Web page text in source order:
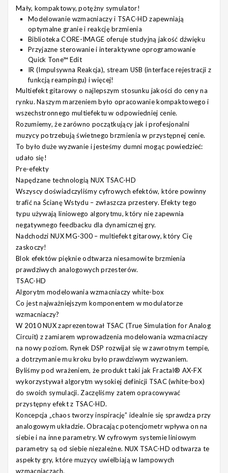
Mały, kompaktowy, potężny symulator!
Modelowanie wzmacniaczy i TSAC-HD zapewniają
optymalne granie i reakcję brzmienia
Biblioteka CORE-IMAGE oferuje studyjną jakość dźwięku
Przyjazne sterowanie i interaktywne oprogramowanie
Quick Tone™ Edit
IR (Impulsywna Reakcja), stream USB (interface rejestracji z
funkcją reampingu) i więcej!
Multiefekt gitarowy o najlepszym stosunku jakości do ceny na
rynku. Naszym marzeniem było opracowanie kompaktowego i
wszechstronnego multiefektu w odpowiedniej cenie.
Rozumiemy, że zarówno początkujący jak i profesjonalni
muzycy potrzebują świetnego brzmienia w przystępnej cenie.
To było duże wyzwanie i jesteśmy dumni mogąc powiedzieć:
udało się!
Pre-efekty
Napędzane technologią NUX TSAC-HD
Wszyscy doświadczyliśmy cyfrowych efektów, które powinny
trafić na Ścianę Wstydu – zwłaszcza przestery. Efekty tego
typu używają liniowego algorytmu, który nie zapewnia
negatywnego feedbacku dla dynamicznej gry.
Nadchodzi NUX MG-300 – multiefekt gitarowy, który Cię
zaskoczy!
Blok efektów pięknie odtwarza niesamowite brzmienia
prawdziwych analogowych przesterów.
TSAC-HD
Algorytm modelowania wzmacniaczy white-box
Co jest najważniejszym komponentem w modulatorze
wzmacniaczy?
W 2010 NUX zaprezentował TSAC (True Simulation for Analog
Circuit) z zamiarem wprowadzenia modelowania wzmacniaczy
na nowy poziom. Rynek DSP rozwijał się w zawrotnym tempie,
a dotrzymanie mu kroku było prawdziwym wyzwaniem.
Byliśmy pod wrażeniem, że produkt taki jak Fractal® AX-FX
wykorzystywał algorytm wysokiej definicji TSAC (white-box)
do swoich symulacji. Zaczęliśmy zatem opracowywać
przystępny efekt z TSAC-HD.
Koncepcja „chaos tworzy inspirację” idealnie się sprawdza przy
analogowym układzie. Obracając potencjometr wpływa on na
siebie i na inne parametry. W cyfrowym systemie liniowym
parametry są od siebie niezależne. NUX TSAC-HD odtwarza te
aspekty gry, które muzycy uwielbiają w lampowych
wzmacniaczach.